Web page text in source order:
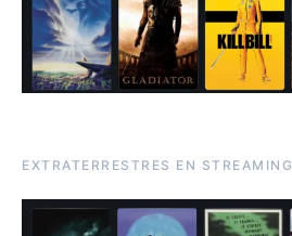
EXTRATERRESTRES EN STREAMING